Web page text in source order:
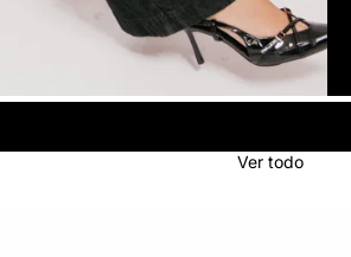
Ver todo